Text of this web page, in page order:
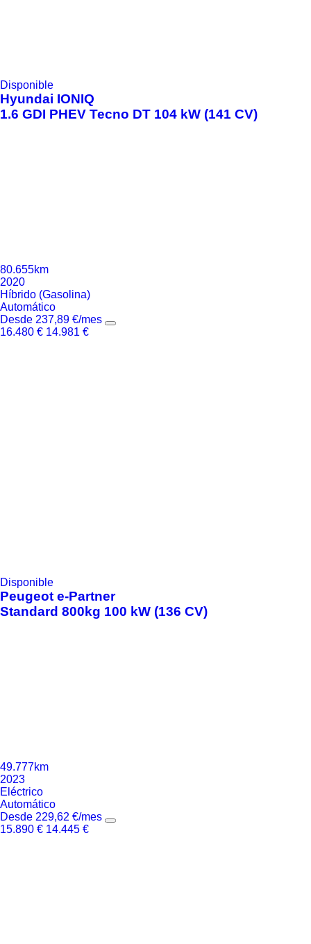
Disponible
Hyundai IONIQ
1.6 GDI PHEV Tecno DT 104 kW (141 CV)
80.655km
2020
Híbrido (Gasolina)
Automático
Desde 237,89 €/mes
16.480 € 14.981 €
Disponible
Peugeot e-Partner
Standard 800kg 100 kW (136 CV)
49.777km
2023
Eléctrico
Automático
Desde 229,62 €/mes
15.890 € 14.445 €